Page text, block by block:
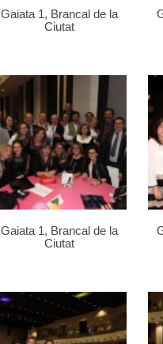
Gaiata 1, Brancal de la
Ciutat
Gaiata 1, Brancal de la
Ciutat